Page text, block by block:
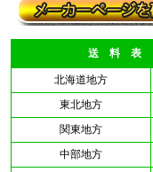
送 料 表
北海道地方
東北地方
関東地方
中部地方